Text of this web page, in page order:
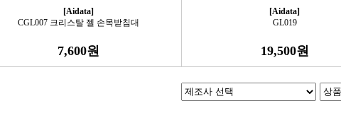
[Aidata]
CGL007 크리스탈 젤 손목받침대
7,600원
[Aidata]
GL019
19,500원